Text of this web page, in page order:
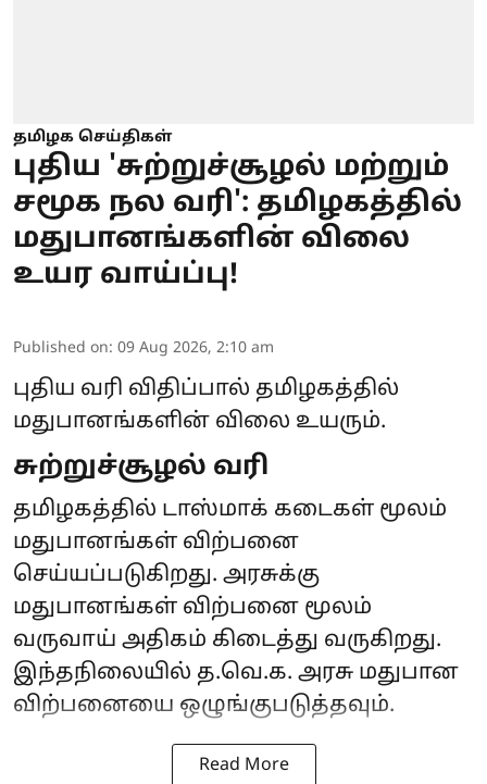
தமிழக செய்திகள்
புதிய 'சுற்றுச்சூழல் மற்றும்
சமூக நல வரி': தமிழகத்தில்
மதுபானங்களின் விலை
உயர வாய்ப்பு!
Published on: 09 Aug 2026, 2:10 am
புதிய வரி விதிப்பால் தமிழகத்தில்
மதுபானங்களின் விலை உயரும்.
சுற்றுச்சூழல் வரி
தமிழகத்தில் டாஸ்மாக் கடைகள் மூலம்
மதுபானங்கள் விற்பனை
செய்யப்படுகிறது. அரசுக்கு
மதுபானங்கள் விற்பனை மூலம்
வருவாய் அதிகம் கிடைத்து வருகிறது.
இந்தநிலையில் த.வெ.க. அரசு மதுபான
விற்பனையை ஒழுங்குபடுத்தவும்.
Read More